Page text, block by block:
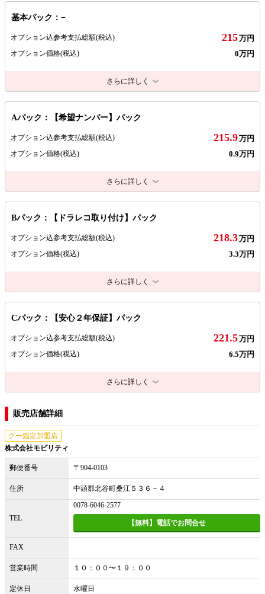
基本パック：−
オプション込参考支払総額(税込) 215万円
オプション価格(税込) 0万円
さらに詳しく
Aパック：【希望ナンバー】パック
オプション込参考支払総額(税込) 215.9万円
オプション価格(税込) 0.9万円
さらに詳しく
Bパック：【ドラレコ取り付け】パック
オプション込参考支払総額(税込) 218.3万円
オプション価格(税込) 3.3万円
さらに詳しく
Cパック：【安心２年保証】パック
オプション込参考支払総額(税込) 221.5万円
オプション価格(税込) 6.5万円
さらに詳しく
販売店舗詳細
グー鑑定加盟店
株式会社モビリティ
郵便番号 〒904-0103
住所 中頭郡北谷町桑江５３６－４
TEL
0078-6046-2577
【無料】電話でお問合せ
FAX
営業時間 １０：００〜１９：００
定休日 水曜日